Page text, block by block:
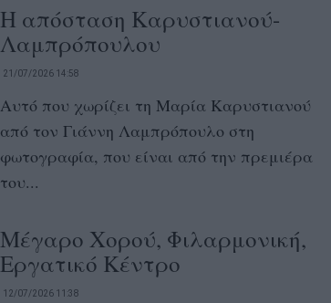
Η απόσταση Καρυστιανού-
Λαμπρόπουλου
21/07/2026 14:58
Αυτό που χωρίζει τη Μαρία Καρυστιανού
από τον Γιάννη Λαμπρόπουλο στη
φωτογραφία, που είναι από την πρεμιέρα
του...
Μέγαρο Χορού, Φιλαρμονική,
Εργατικό Κέντρο
12/07/2026 11:38